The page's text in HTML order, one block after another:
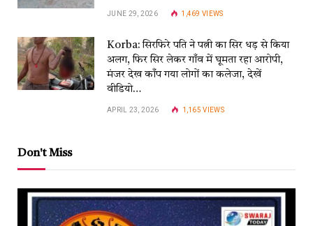
JUNE 29, 2026 1,469VIEWS
Korba: सिरफिरे पति ने पत्नी का सिर धड़ से किया
अलग, फिर सिर लेकर गाँव में घूमता रहा आरोपी,
मंजर देख काँप गया लोगों का कलेजा, देखें
वीडियो…
APRIL 23, 2026 1,165VIEWS
Don't Miss